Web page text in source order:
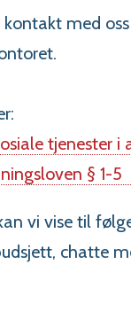
med
tjenester i
§ 1-5
vi vise til
chatte